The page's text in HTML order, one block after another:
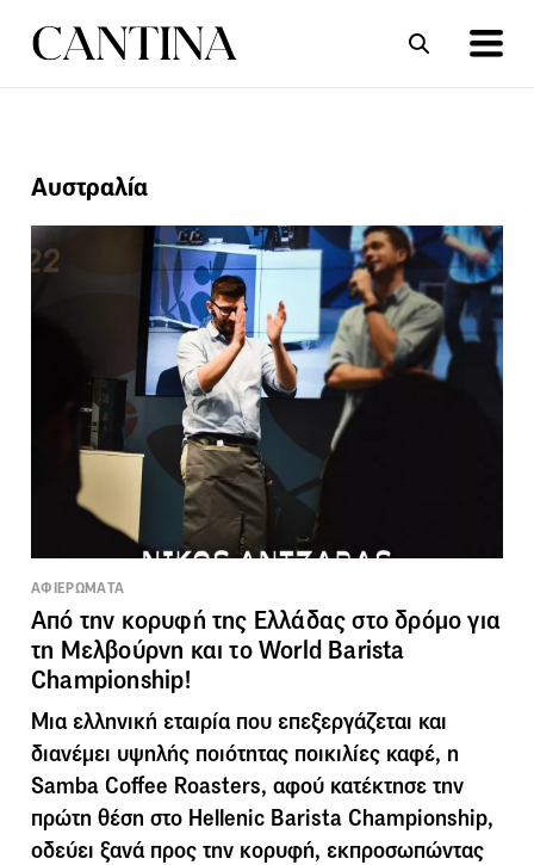
ΣΥΝΤΑΓΕΣ
Αυστραλία
ΑΦΙΕΡΩΜΑΤΑ
Από την κορυφή της Ελλάδας στο δρόμο για
τη Μελβούρνη και το World Barista
Championship!
Μια ελληνική εταιρία που επεξεργάζεται και
διανέμει υψηλής ποιότητας ποικιλίες καφέ, η
Samba Coffee Roasters, αφού κατέκτησε την
πρώτη θέση στο Hellenic Barista Championship,
οδεύει ξανά προς την κορυφή, εκπροσωπώντας